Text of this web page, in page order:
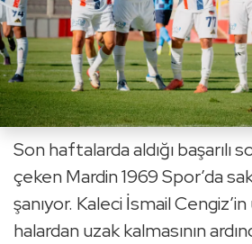
Son haf­ta­lar­da al­dı­ğı ba­şa­rı­lı
çeken Mar­din 1969 Spor’da
şa­nı­yor. Ka­le­ci İsmail
ha­lar­dan uzak kal­ma­sı­nın